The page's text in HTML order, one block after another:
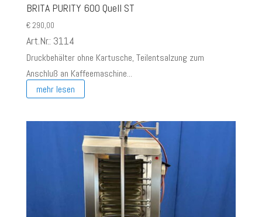
BRITA PURITY 600 Quell ST
€290,00
Art.Nr.: 3114
Druckbehälter ohne Kartusche, Teilentsalzung zum
Anschluß an Kaffeemaschine...
mehr lesen